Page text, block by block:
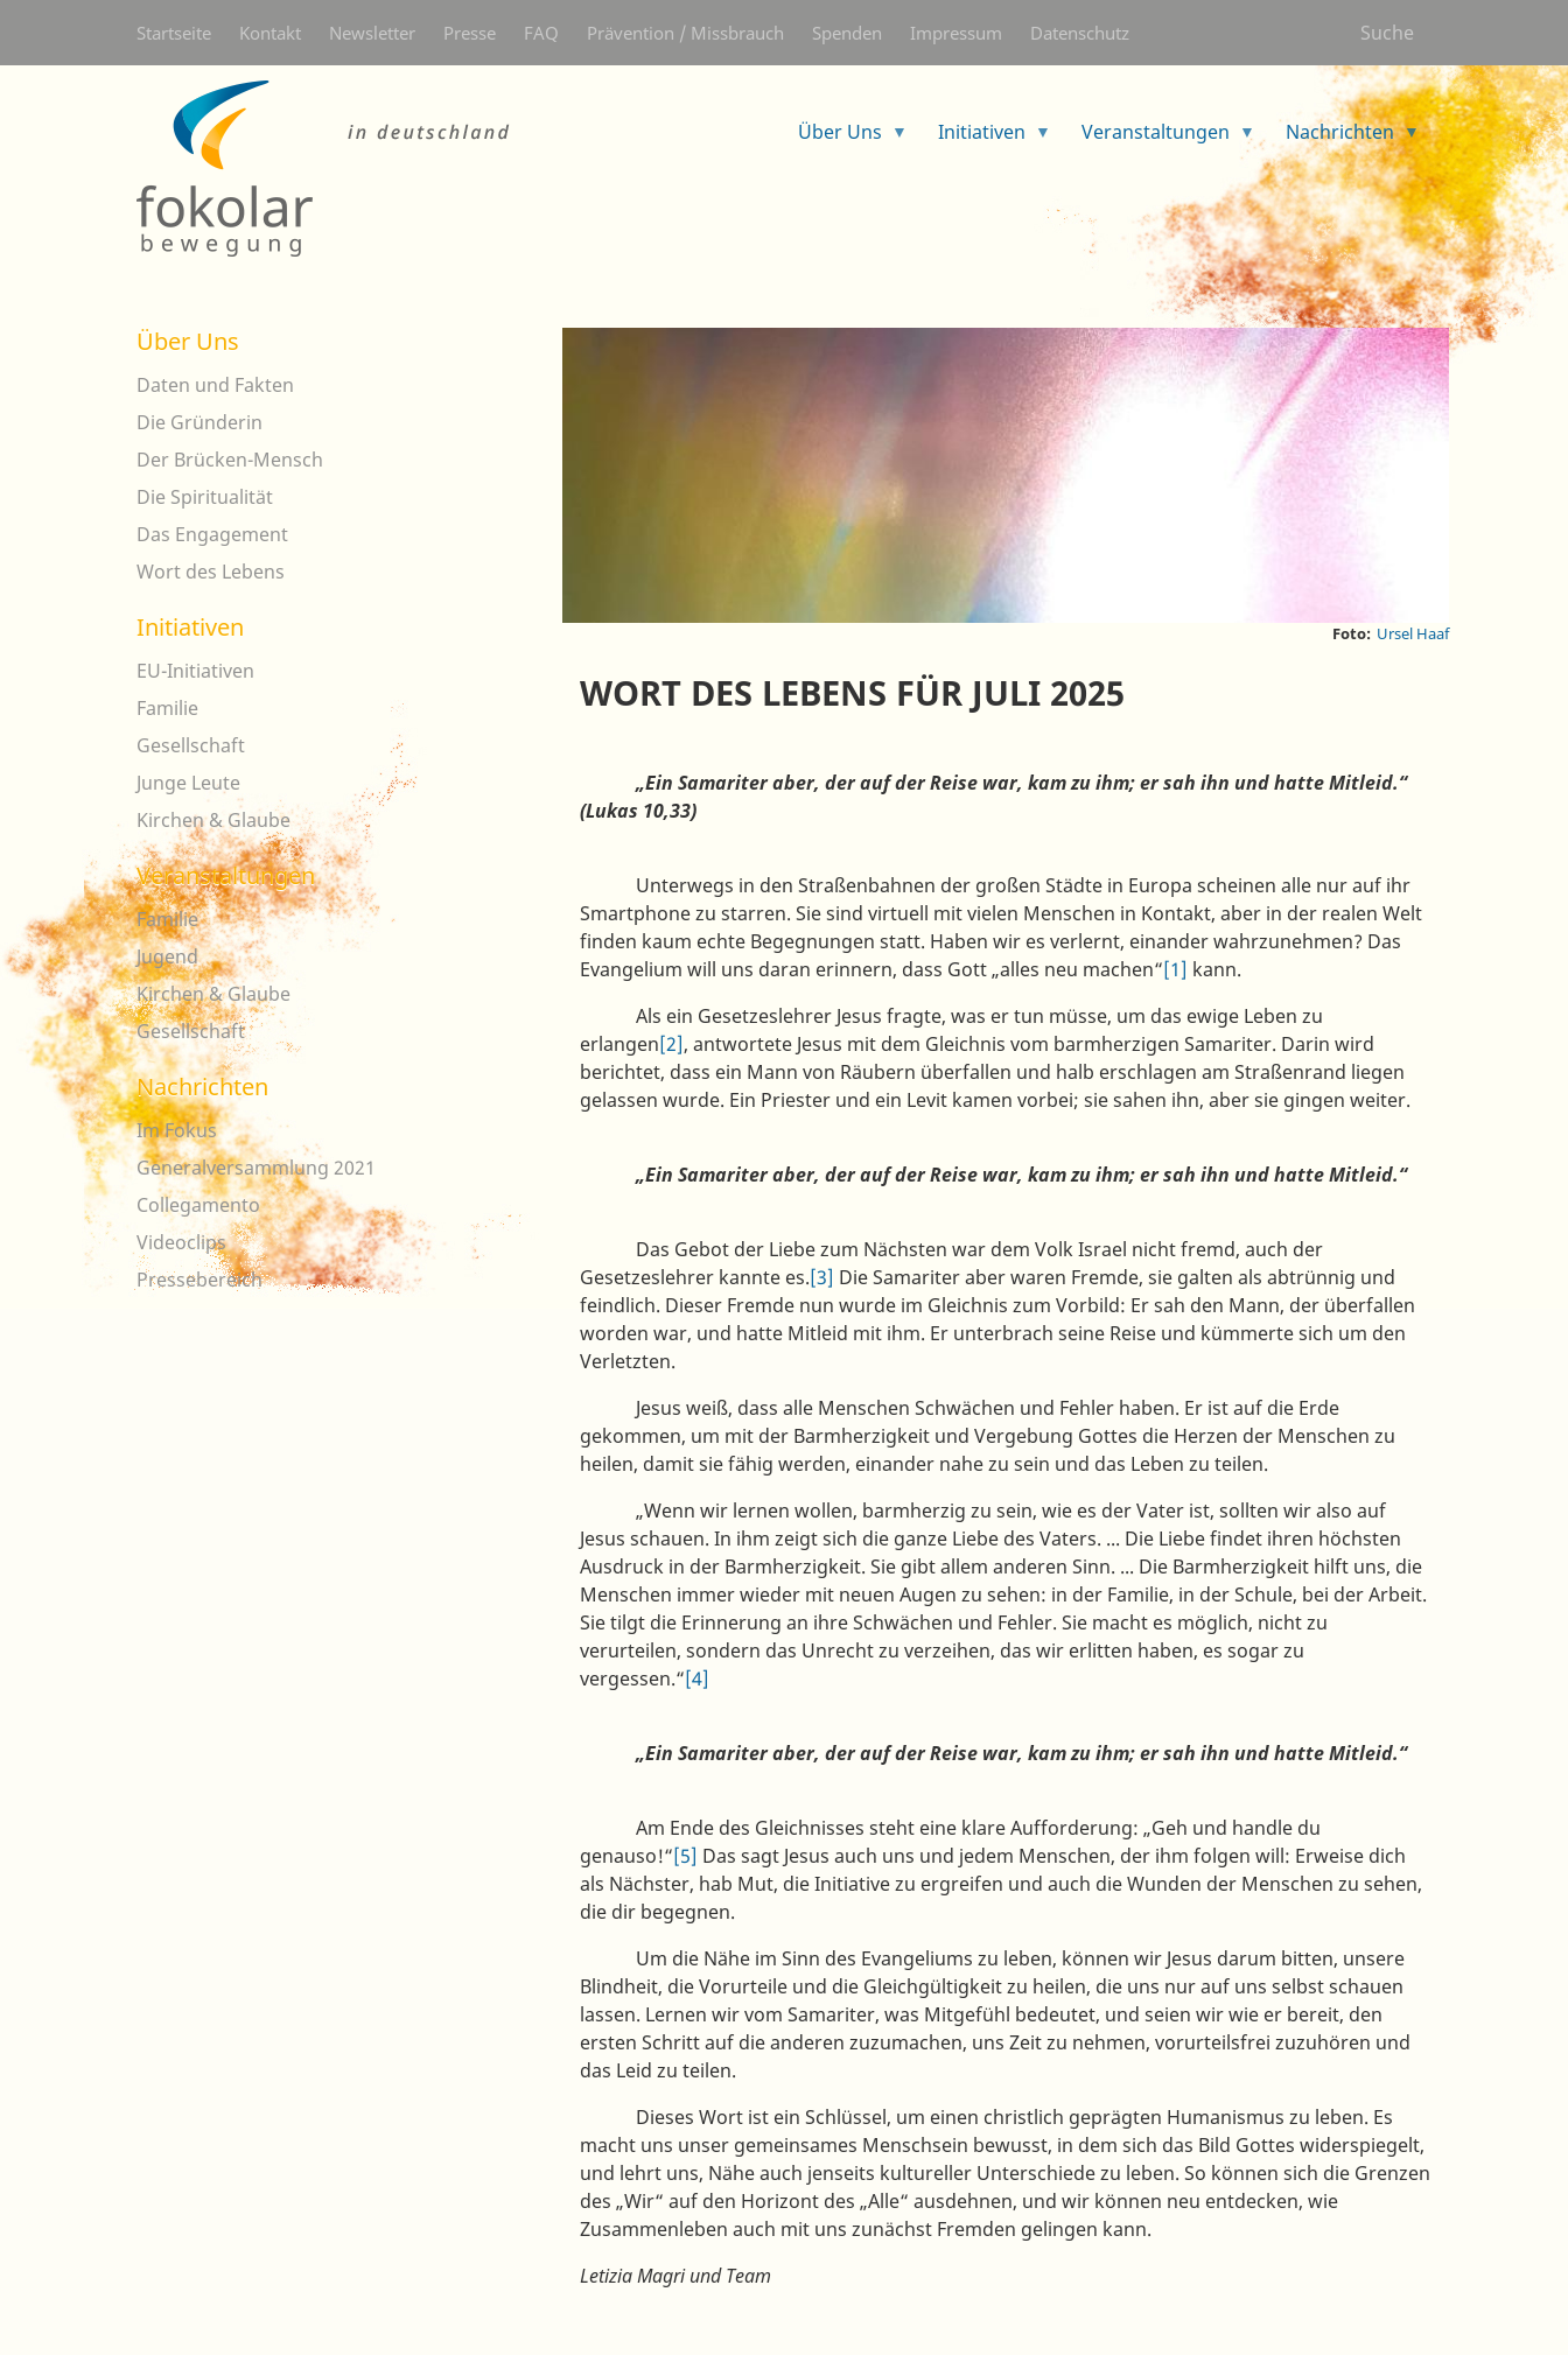
zum
Inhalt
Secondarymenü
Startseite Kontakt Newsletter Presse FAQ Prävention / Missbrauch Spenden Impressum Datenschutz Suche
Über Uns Initiativen Veranstaltungen Nachrichten
Foto: Ursel Haaf
WORT DES LEBENS FÜR JULI 2025
„Ein Samariter aber, der auf der Reise war, kam zu ihm; er sah ihn und hatte Mitleid.“
(Lukas 10,33)
Unterwegs in den Straßenbahnen der großen Städte in Europa scheinen alle nur auf ihr
Smartphone zu starren. Sie sind virtuell mit vielen Menschen in Kontakt, aber in der realen Welt
finden kaum echte Begegnungen statt. Haben wir es verlernt, einander wahrzunehmen? Das
Evangelium will uns daran erinnern, dass Gott „alles neu machen“[1] kann.
Als ein Gesetzeslehrer Jesus fragte, was er tun müsse, um das ewige Leben zu
erlangen[2], antwortete Jesus mit dem Gleichnis vom barmherzigen Samariter. Darin wird
berichtet, dass ein Mann von Räubern überfallen und halb erschlagen am Straßenrand liegen
gelassen wurde. Ein Priester und ein Levit kamen vorbei; sie sahen ihn, aber sie gingen weiter.
„Ein Samariter aber, der auf der Reise war, kam zu ihm; er sah ihn und hatte Mitleid.“
Das Gebot der Liebe zum Nächsten war dem Volk Israel nicht fremd, auch der
Gesetzeslehrer kannte es.[3] Die Samariter aber waren Fremde, sie galten als abtrünnig und
feindlich. Dieser Fremde nun wurde im Gleichnis zum Vorbild: Er sah den Mann, der überfallen
worden war, und hatte Mitleid mit ihm. Er unterbrach seine Reise und kümmerte sich um den
Verletzten.
Jesus weiß, dass alle Menschen Schwächen und Fehler haben. Er ist auf die Erde
gekommen, um mit der Barmherzigkeit und Vergebung Gottes die Herzen der Menschen zu
heilen, damit sie fähig werden, einander nahe zu sein und das Leben zu teilen.
„Wenn wir lernen wollen, barmherzig zu sein, wie es der Vater ist, sollten wir also auf
Jesus schauen. In ihm zeigt sich die ganze Liebe des Vaters. ... Die Liebe findet ihren höchsten
Ausdruck in der Barmherzigkeit. Sie gibt allem anderen Sinn. ... Die Barmherzigkeit hilft uns, die
Menschen immer wieder mit neuen Augen zu sehen: in der Familie, in der Schule, bei der Arbeit.
Sie tilgt die Erinnerung an ihre Schwächen und Fehler. Sie macht es möglich, nicht zu
verurteilen, sondern das Unrecht zu verzeihen, das wir erlitten haben, es sogar zu
vergessen.“[4]
„Ein Samariter aber, der auf der Reise war, kam zu ihm; er sah ihn und hatte Mitleid.“
Am Ende des Gleichnisses steht eine klare Aufforderung: „Geh und handle du
genauso!“[5] Das sagt Jesus auch uns und jedem Menschen, der ihm folgen will: Erweise dich
als Nächster, hab Mut, die Initiative zu ergreifen und auch die Wunden der Menschen zu sehen,
die dir begegnen.
Um die Nähe im Sinn des Evangeliums zu leben, können wir Jesus darum bitten, unsere
Blindheit, die Vorurteile und die Gleichgültigkeit zu heilen, die uns nur auf uns selbst schauen
lassen. Lernen wir vom Samariter, was Mitgefühl bedeutet, und seien wir wie er bereit, den
ersten Schritt auf die anderen zuzumachen, uns Zeit zu nehmen, vorurteilsfrei zuzuhören und
das Leid zu teilen.
Dieses Wort ist ein Schlüssel, um einen christlich geprägten Humanismus zu leben. Es
macht uns unser gemeinsames Menschsein bewusst, in dem sich das Bild Gottes widerspiegelt,
und lehrt uns, Nähe auch jenseits kultureller Unterschiede zu leben. So können sich die Grenzen
des „Wir“ auf den Horizont des „Alle“ ausdehnen, und wir können neu entdecken, wie
Zusammenleben auch mit uns zunächst Fremden gelingen kann.
Letizia Magri und Team
Über Uns
Daten und Fakten
Die Gründerin
Der Brücken-Mensch
Die Spiritualität
Das Engagement
Wort des Lebens
Initiativen
EU-Initiativen
Familie
Gesellschaft
Junge Leute
Kirchen & Glaube
Veranstaltungen
Familie
Jugend
Kirchen & Glaube
Gesellschaft
Nachrichten
Im Fokus
Generalversammlung 2021
Collegamento
Videoclips
Pressebereich